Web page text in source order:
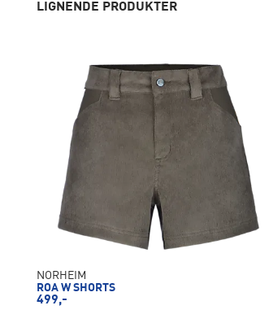
LIGNENDE PRODUKTER
NORHEIM
ROA W SHORTS
499,-